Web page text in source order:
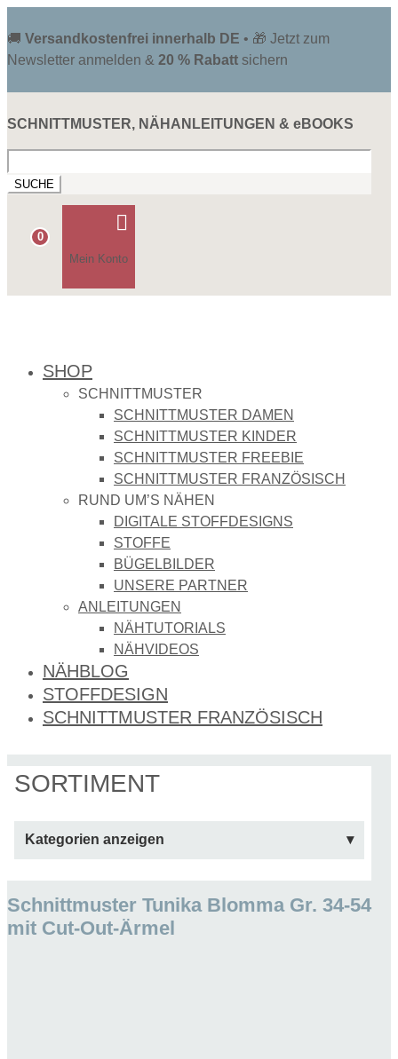
🚚 Versandkostenfrei innerhalb DE • 🎁 Jetzt zum
Newsletter anmelden & 20 % Rabatt sichern
SCHNITTMUSTER, NÄHANLEITUNGEN & eBOOKS
nach:
0

Mein Konto
SHOP
SCHNITTMUSTER
SCHNITTMUSTER DAMEN
SCHNITTMUSTER KINDER
SCHNITTMUSTER FREEBIE
SCHNITTMUSTER FRANZÖSISCH
RUND UM’S NÄHEN
DIGITALE STOFFDESIGNS​
STOFFE
BÜGELBILDER
UNSERE PARTNER
ANLEITUNGEN
NÄHTUTORIALS
NÄHVIDEOS
NÄHBLOG
STOFFDESIGN
SCHNITTMUSTER FRANZÖSISCH
SORTIMENT
Kategorien anzeigen
Schnittmuster Tunika Blomma Gr. 34-54
mit Cut-Out-Ärmel